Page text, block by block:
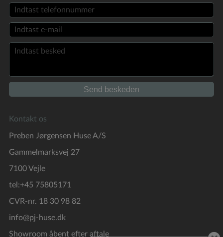
Kontakt os
Preben Jørgensen Huse A/S
Gammelmarksvej 27
7100 Vejle
tel:+45 75805171
CVR-nr. 18 30 98 82
info@pj-huse.dk
Showroom åbent efter aftale